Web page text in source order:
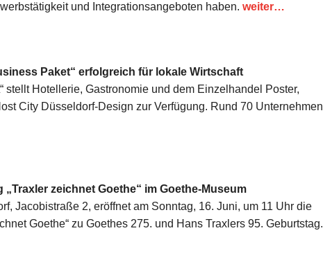
und Integrationsangeboten haben. weiter…
Paket“ erfolgreich für lokale Wirtschaft
stellt Hotellerie, Gastronomie und dem Einzelhandel Poster,
City Düsseldorf-Design zur Verfügung. Rund 70 Unternehmen
zeichnet Goethe“ im Goethe-Museum
Jacobistraße 2, eröffnet am Sonntag, 16. Juni, um 11 Uhr die
Goethe“ zu Goethes 275. und Hans Traxlers 95. Geburtstag.